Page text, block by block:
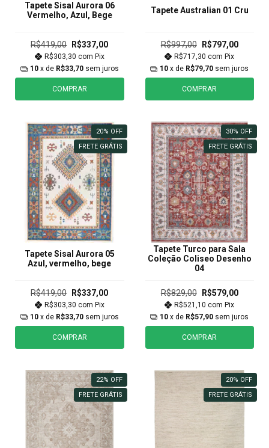
Tapete Sisal Aurora 06
Vermelho, Azul, Bege
R$419,00 R$337,00
R$303,30 com Pix
10 x de R$33,70 sem juros
COMPRAR
Tapete Australian 01 Cru
R$997,00 R$797,00
R$717,30com Pix
10 x de R$79,70 sem juros
COMPRAR
20% OFF
FRETE GRÁTIS
Tapete Sisal Aurora 05
Azul, vermelho, bege
R$419,00 R$337,00
R$303,30 com Pix
10 x de R$33,70 sem juros
COMPRAR
30% OFF
FRETE GRÁTIS
Tapete Turco para Sala
Coleção Coliseo Desenho
04
R$829,00 R$579,00
R$521,10com Pix
10 x de R$57,90 sem juros
COMPRAR
22% OFF
FRETE GRÁTIS
20% OFF
FRETE GRÁTIS